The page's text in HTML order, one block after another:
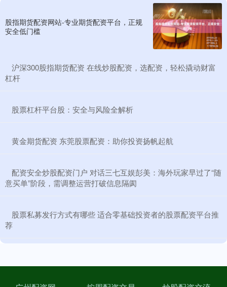
股指期货配资网站-专业期货配资平台，正规
安全低门槛
​沪深300股指期货配资 在线炒股配资，选配资，轻松撬动财富
杠杆
​股票杠杆平台股：安全与风险全解析
​黄金期货配资 东莞股票配资：助你投资扬帆起航
​配资安全炒股配资门户 对话三七互娱彭美：海外玩家早过了“随
意买单”阶段，需调整运营打破信息隔阂
​股票私募发行方式有哪些 适合零基础投资者的股票配资平台推
荐